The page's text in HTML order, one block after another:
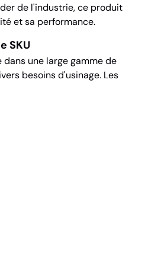
de l'industrie, ce produit
et sa performance.
SKU
une large gamme de
besoins d'usinage. Les